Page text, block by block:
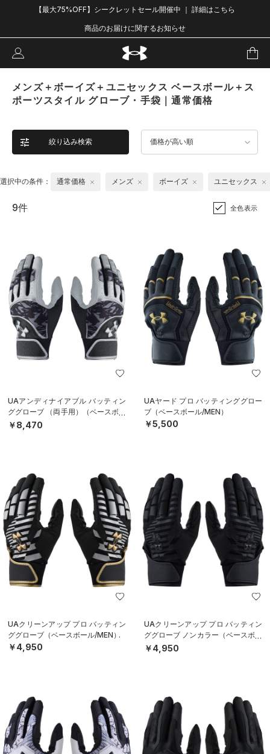
【最大75%OFF】シークレットセール開催中 ｜ 詳細はこちら
商品のお届けに関するお知らせ
メンズ＋ボーイズ＋ユニセックス ベースボール＋ス
ポーツスタイル グローブ・手袋｜通常価格
絞り込み検索 価格が高い順
選択中の条件： 通常価格 メンズ ボーイズ ユニセックス
9件 全色表示
UAアンディナイアブル バッティン
ググローブ （両手用）（ベースボー
ル/MEN）
￥8,470
UAヤード プロ バッティンググロー
ブ（ベースボール/MEN）
￥5,500
UAクリーンアップ プロ バッティン
ググローブ（ベースボール/MEN）
￥4,950
UAクリーンアップ プロ バッティン
ググローブ ノンカラー（ベースボー
ル/MEN）
￥4,950